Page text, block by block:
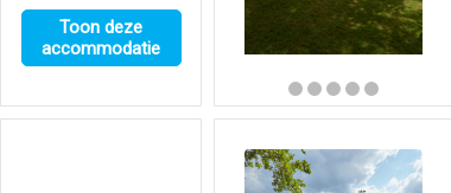
Toon deze
accommodatie